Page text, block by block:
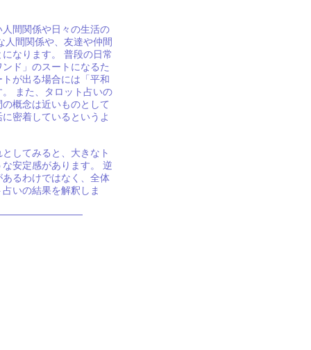
間関係や日々の生活の
人間関係や、友達や仲間
なります。 普段の日常
ド」のスートになるた
が出る場合には「平和
また、タロット占いの
概念は近いものとして
密着しているというよ
してみると、大きなト
安定感があります。 逆
るわけではなく、全体
いの結果を解釈しま